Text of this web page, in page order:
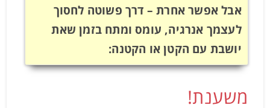
אבל אפשר אחרת – דרך פשוטה לחסוך
לעצמך אנרגיה, עומס ומתח בזמן שאת
יושבת עם הקטן או הקטנה:
משענת!